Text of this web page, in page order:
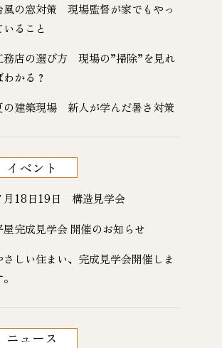
風の窓対策 現場監督が家でもやっ
いること
務店の選び方 現場の”掃除”を見れ
わかる？
の建築現場 新人が学んだ暑さ対策
イベント
月18日19日 構造見学会
屋完成見学会 開催のお知らせ
さしい住まい、完成見学会開催しま
ニュース